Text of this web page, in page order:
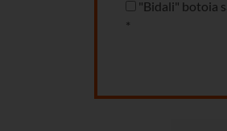
"Bidali" botoia
*